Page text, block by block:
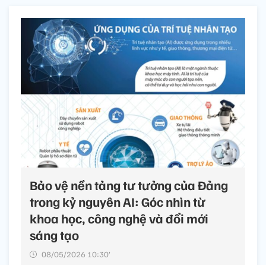
Bảo vệ nền tảng tư tưởng của Đảng
trong kỷ nguyên AI: Góc nhìn từ
khoa học, công nghệ và đổi mới
sáng tạo
08/05/2026 10:30’